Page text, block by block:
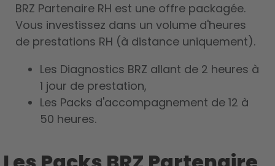
BRZ Partenaire RH est une offre packagée.
Vous investissez dans un volume d'heures
de prestations RH (à distance uniquement).
Les Diagnostics BRZ allant de 2 heures à
1 jour de prestation,
Les Packs d'accompagnement de 12 à
50 heures.